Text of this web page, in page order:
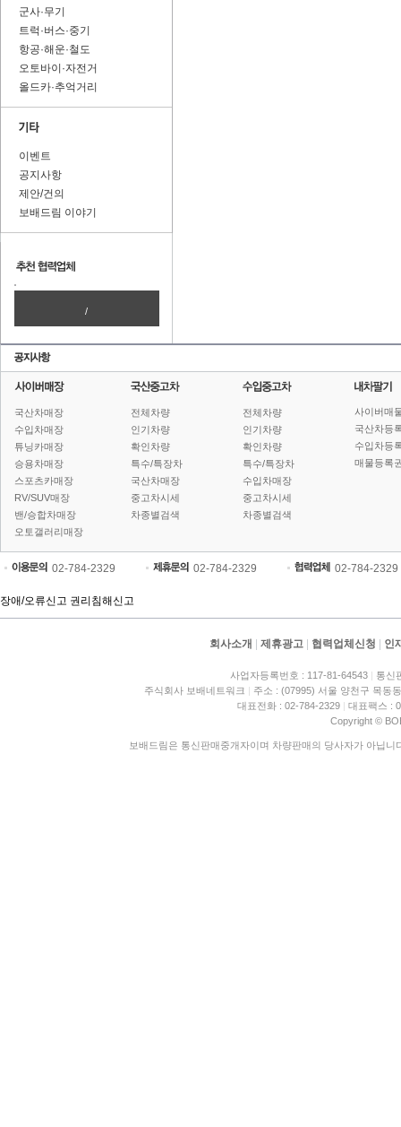
군사·무기
트럭·버스·중기
항공·해운·철도
오토바이·자전거
올드카·추억거리
이벤트
공지사항
제안/건의
보배드림 이야기
/
국산차매장
수입차매장
튜닝카매장
승용차매장
스포츠카매장
RV/SUV매장
밴/승합차매장
오토갤러리매장
전체차량
인기차량
확인차량
특수/특장차
국산차매장
중고차시세
차종별검색
전체차량
인기차량
확인차량
특수/특장차
수입차매장
중고차시세
차종별검색
사이버매
국산차등
수입차등
매물등록
02-784-2329 02-784-2329 02-784-2329
장애/오류신고 권리침해신고
회사소개 제휴광고 협력업체신청 인
사업자등록번호 : 117-81-64543 | 통신
주식회사 보배네트워크 | 주소 : (07995) 서울 양천구 목동
대표전화 : 02-784-2329 | 대표팩스 :
Copyright ©
보배드림은 통신판매중개자이며 차량판매의 당사자가 아닙